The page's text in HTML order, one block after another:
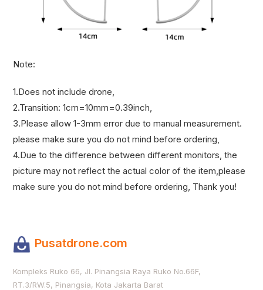
Note:
1.Does not include drone,
2.Transition: 1cm=10mm=0.39inch,
3.Please allow 1-3mm error due to manual measurement.
please make sure you do not mind before ordering,
4.Due to the difference between different monitors, the
picture may not reflect the actual color of the item,please
make sure you do not mind before ordering, Thank you!
Pusatdrone.com
Kompleks Ruko 66, Jl. Pinangsia Raya Ruko No.66F,
RT.3/RW.5, Pinangsia, Kota Jakarta Barat